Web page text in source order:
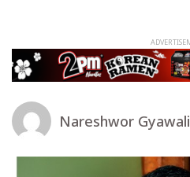
Nareshwor Gyawali